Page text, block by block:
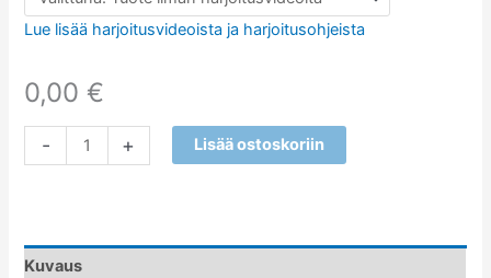
Lue lisää harjoitusvideoista ja harjoitusohjeista
0,00€
- + Lisää ostoskoriin
Kuvaus